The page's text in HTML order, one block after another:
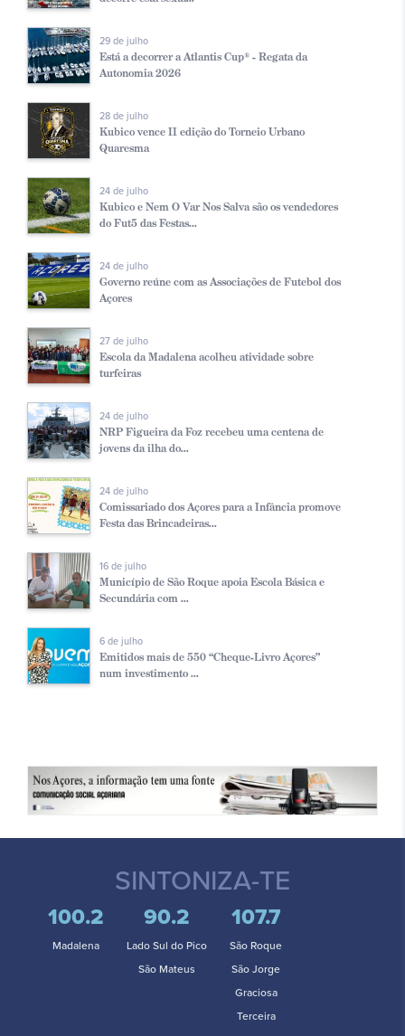
29 de julho
Está a decorrer a Atlantis Cup® - Regata da
Autonomia 2026
28 de julho
Kubico vence II edição do Torneio Urbano
Quaresma
24 de julho
Kubico e Nem O Var Nos Salva são os vendedores
do Fut5 das Festas...
24 de julho
Governo reúne com as Associações de Futebol dos
Açores
27 de julho
Escola da Madalena acolheu atividade sobre
turfeiras
24 de julho
NRP Figueira da Foz recebeu uma centena de
jovens da ilha do...
24 de julho
Comissariado dos Açores para a Infância promove
Festa das Brincadeiras...
16 de julho
Município de São Roque apoia Escola Básica e
Secundária com ...
6 de julho
Emitidos mais de 550 “Cheque-Livro Açores”
num investimento ...
SINTONIZA-TE
100.2
Madalena
90.2
Lado Sul do Pico
São Mateus
107.7
São Roque
São Jorge
Graciosa
Terceira